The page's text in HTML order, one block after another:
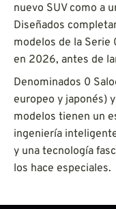
nuevo SUV como a
Diseñados
modelos de la Serie
en 2026, antes de
Denominados 0
europeo y japonés)
modelos tienen un
ingeniería
y una tecnología
los hace especiales.